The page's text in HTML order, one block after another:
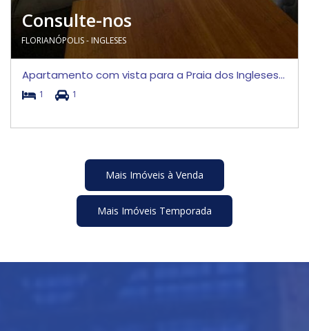
Consulte-nos
FLORIANÓPOLIS - INGLESES
Apartamento com vista para a Praia dos Ingleses...
1 1
Mais Imóveis à Venda
Mais Imóveis Temporada